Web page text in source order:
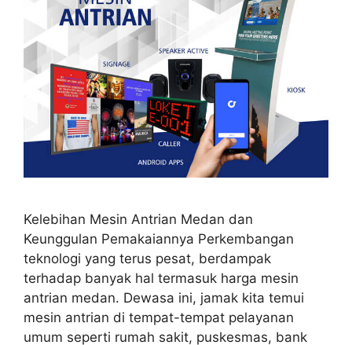
Kelebihan Mesin Antrian Medan dan
Keunggulan Pemakaiannya Perkembangan
teknologi yang terus pesat, berdampak
terhadap banyak hal termasuk harga mesin
antrian medan. Dewasa ini, jamak kita temui
mesin antrian di tempat-tempat pelayanan
umum seperti rumah sakit, puskesmas, bank